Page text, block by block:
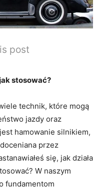
post
stosować?
technik, które mogą
jazdy oraz
hamowanie silnikiem,
przez
się, jak działa
W naszym
fundamentom